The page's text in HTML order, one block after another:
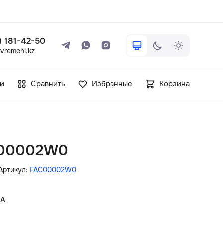
181-42-50
Сравнить Избранные Корзина
FAC00002W0
+7 ( 705 ) 181-42-50
Каталог